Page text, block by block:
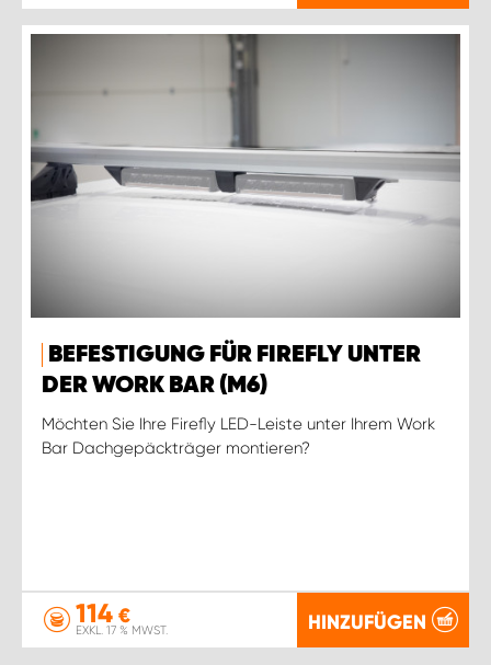
BEFESTIGUNG FÜR FIREFLY UNTER
DER WORK BAR (M6)
Möchten Sie Ihre Firefly LED-Leiste unter Ihrem Work
Bar Dachgepäckträger montieren?
114 €
EXKL. 17 % MWST. HINZUFÜGEN